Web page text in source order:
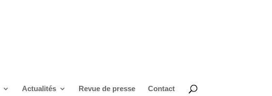
Actualités Revue de presse Contact